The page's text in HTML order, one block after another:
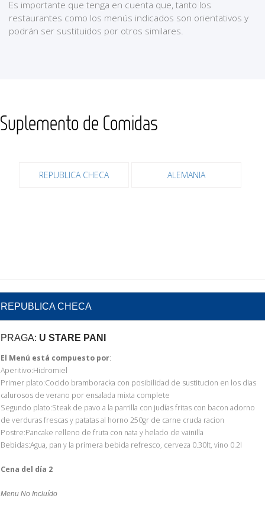
Es importante que tenga en cuenta que, tanto los
restaurantes como los menús indicados son orientativos y
podrán ser sustituidos por otros similares.
Suplemento de Comidas
REPUBLICA CHECA ALEMANIA
REPUBLICA CHECA
PRAGA: U STARE PANI
El Menú está compuesto por:
Aperitivo:Hidromiel
Primer plato:Cocido bramboracka con posibilidad de sustitucion en los dias
calurosos de verano por ensalada mixta complete
Segundo plato:Steak de pavo a la parrilla con judías fritas con bacon adorno
de verduras frescas y patatas al horno 250gr de carne cruda racion
Postre:Pancake relleno de fruta con nata y helado de vainilla
Bebidas:Agua, pan y la primera bebida refresco, cerveza 0.30lt, vino 0.2l
Cena del día 2
Menu No Incluído